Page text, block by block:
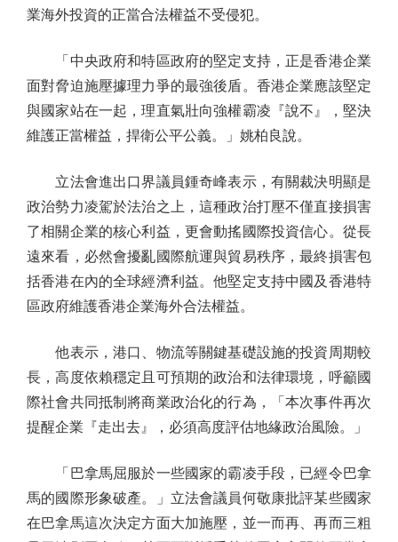
業海外投資的正當合法權益不受侵犯。
「中央政府和特區政府的堅定支持，正是香港企業
面對脅迫施壓據理力爭的最強後盾。香港企業應該堅定
與國家站在一起，理直氣壯向強權霸凌『說不』，堅決
維護正當權益，捍衛公平公義。」姚柏良說。
立法會進出口界議員鍾奇峰表示，有關裁決明顯是
政治勢力凌駕於法治之上，這種政治打壓不僅直接損害
了相關企業的核心利益，更會動搖國際投資信心。從長
遠來看，必然會擾亂國際航運與貿易秩序，最終損害包
括香港在內的全球經濟利益。他堅定支持中國及香港特
區政府維護香港企業海外合法權益。
他表示，港口、物流等關鍵基礎設施的投資周期較
長，高度依賴穩定且可預期的政治和法律環境，呼籲國
際社會共同抵制將商業政治化的行為，「本次事件再次
提醒企業『走出去』，必須高度評估地緣政治風險。」
「巴拿馬屈服於一些國家的霸凌手段，已經令巴拿
馬的國際形象破產。」立法會議員何敬康批評某些國家
在巴拿馬這次決定方面大加施壓，並一而再、再而三粗